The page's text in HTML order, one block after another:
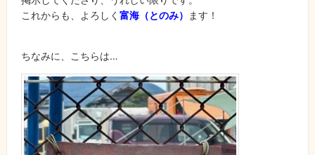
これからも、よろしく 富海（とのみ） ます！
ちなみに、こちらは…